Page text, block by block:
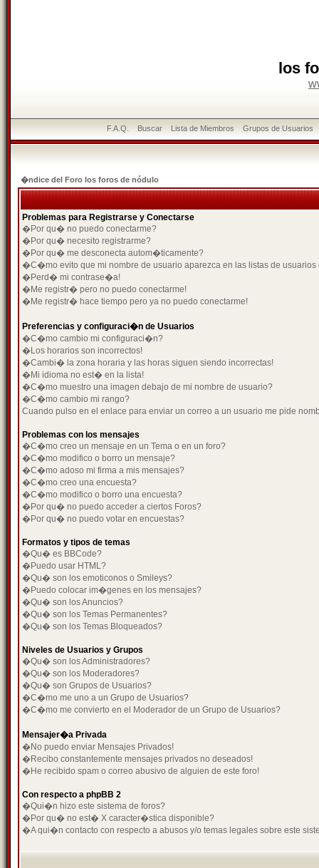
los
F.A.Q. Buscar Lista de Miembros Grupos de Usuarios
�ndice del Foro los foros de nódulo
Problemas para Registrarse y Conectarse
�Por qu� no puedo conectarme?
�Por qu� necesito registrarme?
�Por qu� me desconecta autom�ticamente?
�C�mo evito que mi nombre de usuario aparezca en las listas de usuarios
�Perd� mi contrase�a!
�Me registr� pero no puedo conectarme!
�Me registr� hace tiempo pero ya no puedo conectarme!
Preferencias y configuraci�n de Usuarios
�C�mo cambio mi configuraci�n?
�Los horarios son incorrectos!
�Cambi� la zona horaria y las horas siguen siendo incorrectas!
�Mi idioma no est� en la lista!
�C�mo muestro una imagen debajo de mi nombre de usuario?
�C�mo cambio mi rango?
Cuando pulso en el enlace para enviar un correo a un usuario me pide
Problemas con los mensajes
�C�mo creo un mensaje en un Tema o en un foro?
�C�mo modifico o borro un mensaje?
�C�mo adoso mi firma a mis mensajes?
�C�mo creo una encuesta?
�C�mo modifico o borro una encuesta?
�Por qu� no puedo acceder a ciertos Foros?
�Por qu� no puedo votar en encuestas?
Formatos y tipos de temas
�Qu� es BBCode?
�Puedo usar HTML?
�Qu� son los emoticonos o Smileys?
�Puedo colocar im�genes en los mensajes?
�Qu� son los Anuncios?
�Qu� son los Temas Permanentes?
�Qu� son los Temas Bloqueados?
Niveles de Usuarios y Grupos
�Qu� son los Administradores?
�Qu� son los Moderadores?
�Qu� son Grupos de Usuarios?
�C�mo me uno a un Grupo de Usuarios?
�C�mo me convierto en el Moderador de un Grupo de Usuarios?
Mensajer�a Privada
�No puedo enviar Mensajes Privados!
�Recibo constantemente mensajes privados no deseados!
�He recibido spam o correo abusivo de alguien de este foro!
Con respecto a phpBB 2
�Qui�n hizo este sistema de foros?
�Por qu� no est� X caracter�stica disponible?
�A qui�n contacto con respecto a abusos y/o temas legales sobre este